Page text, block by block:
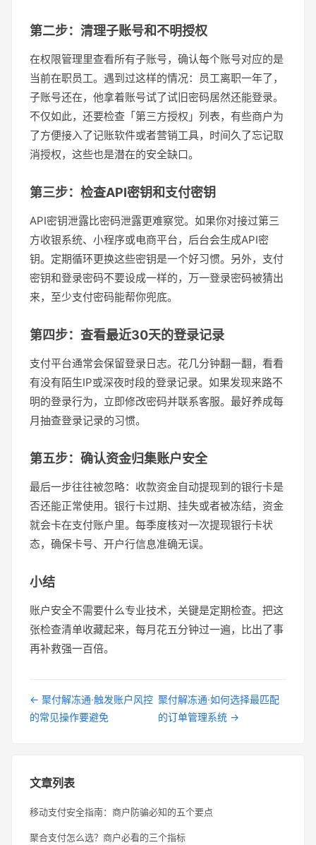
第二步：清理子账号和不明授权
在权限管理里查看所有子账号，确认每个账号对应的是
当前在职员工。遇到过这样的情况：员工离职一年了，
子账号还在，他拿着账号试了试旧密码居然还能登录。
不仅如此，还要检查「第三方授权」列表，有些商户为
了方便接入了记账软件或者营销工具，时间久了忘记取
消授权，这些也是潜在的安全缺口。
第三步：检查API密钥和支付密钥
API密钥泄露比密码泄露更难察觉。如果你对接过第三
方收银系统、小程序或电商平台，后台会生成API密
钥。定期循环更换这些密钥是一个好习惯。另外，支付
密钥和登录密码不要设成一样的，万一登录密码被猜出
来，至少支付密码能帮你兜底。
第四步：查看最近30天的登录记录
支付平台通常会保留登录日志。花几分钟翻一翻，看看
有没有陌生IP或深夜时段的登录记录。如果发现来路不
明的登录行为，立即修改密码并联系客服。最好养成每
月抽查登录记录的习惯。
第五步：确认资金归集账户安全
最后一步往往被忽略：收款资金自动提现到的银行卡是
否还能正常使用。银行卡过期、挂失或者被冻结，资金
就会卡在支付账户里。每季度核对一次提现银行卡状
态，确保卡号、开户行信息准确无误。
小结
账户安全不需要什么专业技术，关键是定期检查。把这
张检查清单收藏起来，每月花五分钟过一遍，比出了事
再补救强一百倍。
← 聚付解冻通·触发账户风控
的常见操作要避免
聚付解冻通·如何选择最匹配
的订单管理系统 →
文章列表
移动支付安全指南：商户防骗必知的五个要点
聚合支付怎么选？商户必看的三个指标